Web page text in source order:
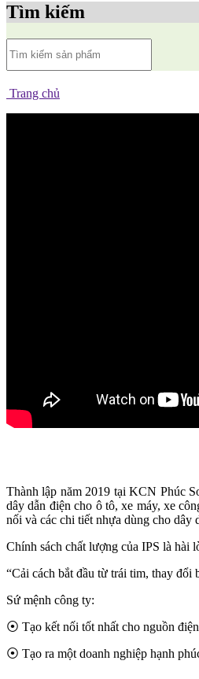
Tìm kiếm
Trang chủ
Thành lập năm 2019 tại KCN Phúc
dây dẫn điện cho ô tô, xe máy, xe
nối và các chi tiết nhựa dùng cho dây
Chính sách chất lượng của IPS là hài
“Cải cách bắt đầu từ trái tim, thay đổi
Sứ mệnh công ty:
⦿ Tạo kết nối tốt nhất cho nguồn
⦿ Tạo ra một doanh nghiệp hạnh